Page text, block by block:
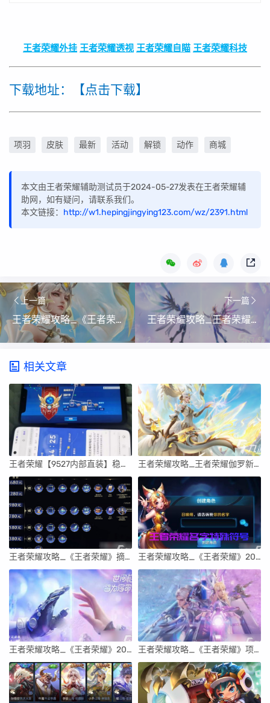
王者荣耀外挂 王者荣耀透视 王者荣耀自瞄 王者荣耀科技
下载地址：【点击下载】
项羽 皮肤 最新 活动 解锁 动作 商城
本文由王者荣耀辅助测试员于2024-05-27发表在王者荣耀辅
助网，如有疑问，请联系我们。
本文链接： http://w1.hepingjingying123.com/wz/2391.html
上一篇
王者荣耀攻略_《王者荣耀》性戳戳小心心怎么获得
下一篇
王者荣耀攻略_王者荣耀情人节皮肤2023怎么样 情人节皮肤最新爆料
相关文章
王者荣耀【9527内部直装】稳定透视自瞄辅助 王者荣耀攻略_王者荣耀伽罗新皮肤炽翼辉光怎么样 伽罗新皮肤外观特效展示
王者荣耀攻略_《王者荣耀》摘星辰皮肤上线介绍2023 王者荣耀攻略_《王者荣耀》2023最新特殊符号可复制汇总
王者荣耀攻略_《王者荣耀》2023情人节皮肤一览 王者荣耀攻略_《王者荣耀》项羽虞姬情人节限定皮肤一览2023